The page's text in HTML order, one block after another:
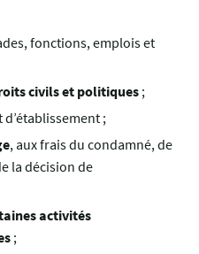
fonctions, emplois et
civils et politiques ;
d’établissement ;
, aux frais du condamné, de
la décision de
activités
;